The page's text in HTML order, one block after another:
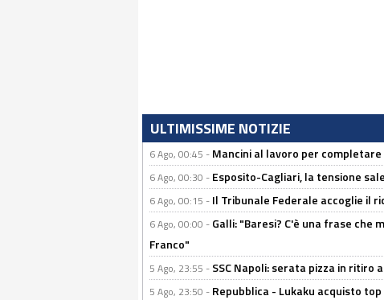
ULTIMISSIME NOTIZIE
6 Ago, 00:45 - Mancini al lavoro per
6 Ago, 00:30 - Esposito-Cagliari, la tensione
6 Ago, 00:15 - Il Tribunale Federale accoglie il
6 Ago, 00:00 - Galli: "Baresi? C'è una frase che
Franco"
5 Ago, 23:55 - SSC Napoli: serata pizza in ritiro
5 Ago, 23:50 - Repubblica - Lukaku acquisto